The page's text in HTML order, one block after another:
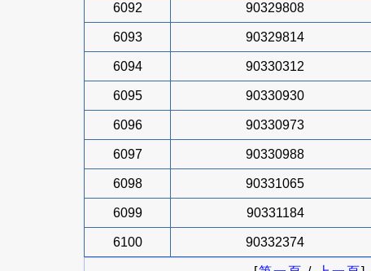
6092 90329808
6093 90329814
6094 90330312
6095 90330930
6096 90330973
6097 90330988
6098 90331065
6099 90331184
6100 90332374